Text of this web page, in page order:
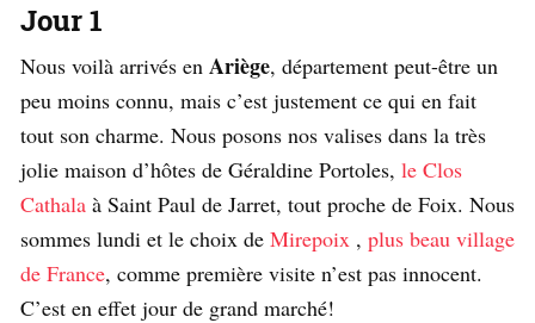
Jour 1
Nous voilà arrivés en Ariège, département peut-être un
peu moins connu, mais c’est justement ce qui en fait
tout son charme. Nous posons nos valises dans la très
jolie maison d’hôtes de Géraldine Portoles, le Clos
Cathala à Saint Paul de Jarret, tout proche de Foix. Nous
sommes lundi et le choix de Mirepoix , plus beau village
de France, comme première visite n’est pas innocent.
C’est en effet jour de grand marché!